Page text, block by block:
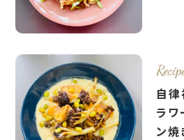
自
ラワ
ン焼